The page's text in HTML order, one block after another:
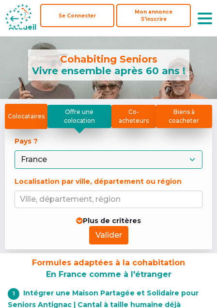
Accueil
Se Connecter
Mon annonce
S'inscrire
Accueil
Se Connecter
Mon annonce
S'inscrire
Cohabiting Seniors
Vivre ensemble après 60 ans !
Colocataires
Offre une
colocation
Co-
acheteurs
Biens à
coacheter
Pays ?
Localisation par ville, département ou région
Ville, département, région
Plus de critères
Valider
Formules adaptées à la cohabitation
En France comme à l'étranger
1
Intégrer une Maison Partagée et Solidaire pour
Seniors Antignac | Cantal à taille humaine déjà